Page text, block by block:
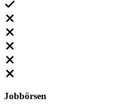
Jobbörsen